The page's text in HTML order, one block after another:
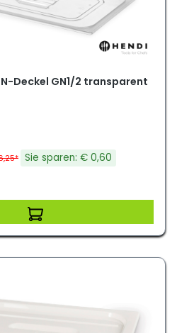
Deckel GN1/2 transparent
Sie sparen: € 0,60